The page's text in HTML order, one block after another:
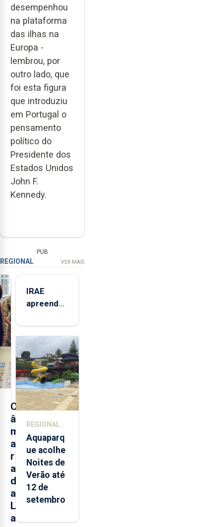
desempenhou
na plataforma
das ilhas na
Europa -
lembrou, por
outro lado, que
foi esta figura
que introduziu
em Portugal o
pensamento
político do
Presidente dos
Estados Unidos
John F.
Kennedy.
PUB
REGIONAL VER MAIS
C
â
m
a
r
a
d
a
L
a
IRAE
apreendeu
toneladas
de
alimentos
entre
2021 e
2025 nos
Açores
REGIONAL
Aquaparq
ue acolhe
Noites de
Verão até
12 de
setembro